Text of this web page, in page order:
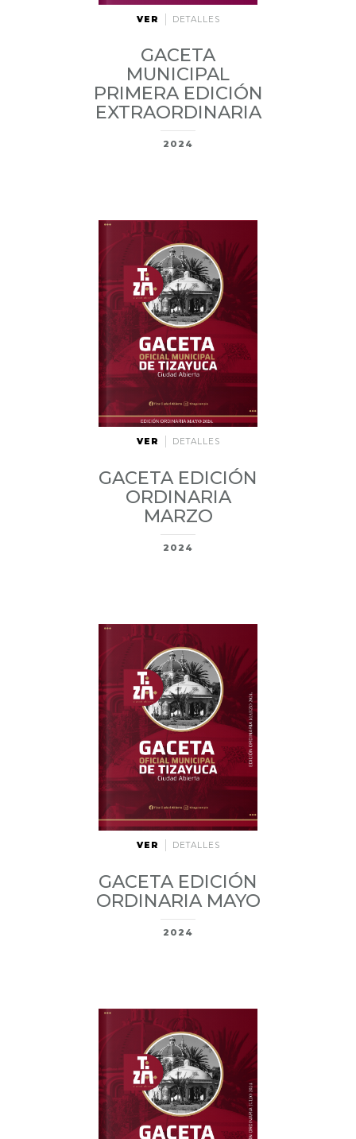
VER DETALLES
GACETA
MUNICIPAL
PRIMERA EDICIÓN
EXTRAORDINARIA
2024
VER DETALLES
GACETA EDICIÓN
ORDINARIA
MARZO
2024
VER DETALLES
GACETA EDICIÓN
ORDINARIA MAYO
2024